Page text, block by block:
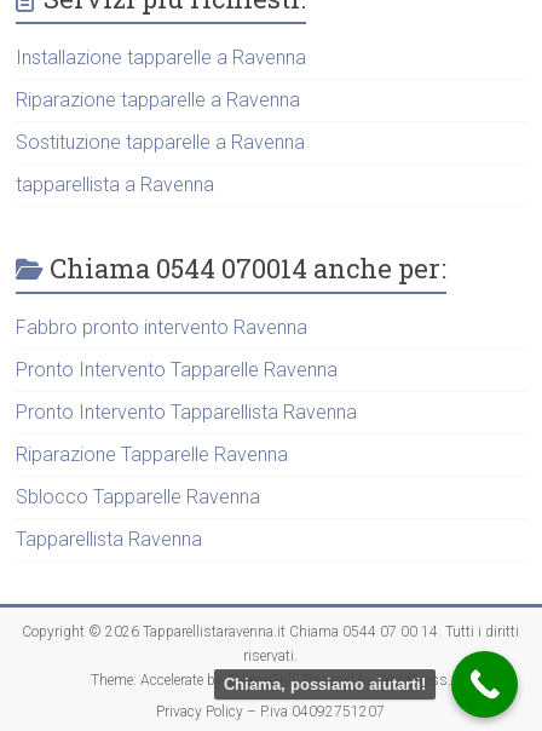
Installazione tapparelle a Ravenna
Riparazione tapparelle a Ravenna
Sostituzione tapparelle a Ravenna
tapparellista a Ravenna
Chiama 0544 070014 anche per:
Fabbro pronto intervento Ravenna
Pronto Intervento Tapparelle Ravenna
Pronto Intervento Tapparellista Ravenna
Riparazione Tapparelle Ravenna
Sblocco Tapparelle Ravenna
Tapparellista Ravenna
Copyright © 2026Tapparellistaravenna.it Chiama 0544 07 00 14 . Tutti i diritti
riservati.
Theme: Accelerateby ThemeGrill. Powered byWordPress
Privacy Policy – P.iva 04092751207
Chiama, possiamo aiutarti!